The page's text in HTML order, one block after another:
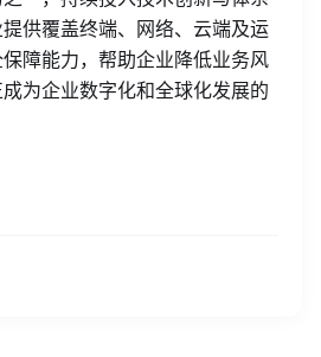
供覆盖终端、网络、云端及运
障能力，帮助企业降低业务风
为企业数字化和全球化发展的